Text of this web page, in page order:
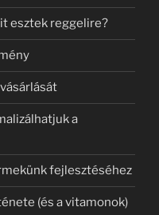
esztek reggelire?
a
fejlesztéséhez
(és a vitamonok)